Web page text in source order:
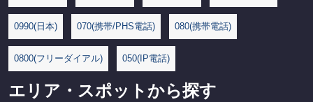
0990(日本) 070(携帯/PHS電話) 080(携帯電話)
0800(フリーダイアル) 050(IP電話)
エリア・スポットから探す